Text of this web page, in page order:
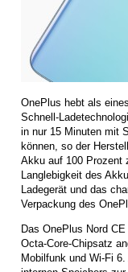
OnePlus hebt als
Schnell-
in nur 15 Minuten mit
können, so der
Akku auf 100 Prozent
Langlebigkeit des
Ladegerät und das
Verpackung des
Das OnePlus Nord
Octa-Core-Chipsatz
Mobilfunk und Wi-Fi